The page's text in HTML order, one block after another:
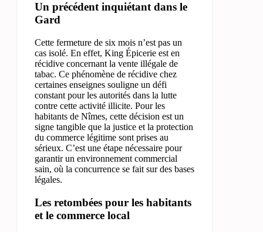
Un précédent inquiétant dans le
Gard
Cette fermeture de six mois n’est pas un
cas isolé. En effet, King Épicerie est en
récidive concernant la vente illégale de
tabac. Ce phénomène de récidive chez
certaines enseignes souligne un défi
constant pour les autorités dans la lutte
contre cette activité illicite. Pour les
habitants de Nîmes, cette décision est un
signe tangible que la justice et la protection
du commerce légitime sont prises au
sérieux. C’est une étape nécessaire pour
garantir un environnement commercial
sain, où la concurrence se fait sur des bases
légales.
Les retombées pour les habitants
et le commerce local